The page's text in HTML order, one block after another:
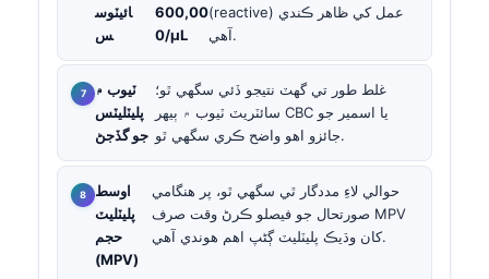
ائيٽوس
س
600,00
0/µL
(reactive) عمل کي ظاهر ڪندي
آهي.
ٽيوب ۾
پليٽليٽس
جو گڏجڻ
غلط طور تي گهٽ نتيجو ڏئي سگهي ٿو؛
سائٽريٽ ٽيوب ۾ ٻيهر CBC يا اسمير جو
جائزو اهو واضح ڪري سگهي ٿو.
اوسط
پليٽليٽ
حجم
(MPV)
حوالي لاءِ مددگار ٿي سگهي ٿو، پر هنگامي
صورتحال جو فيصلو ڪرڻ وقت صرف MPV
کان وڌيڪ پليٽليٽ ڳڻپ اهم هوندي آهي.